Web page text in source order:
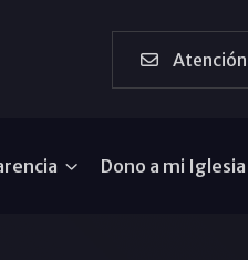
Dono a mi Iglesia